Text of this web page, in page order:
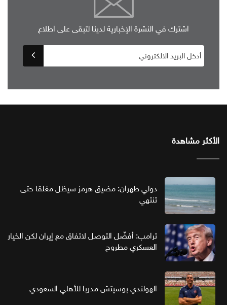
اشترك في النشرة الإخبارية لدينا لتبقى على اطلاع
الأكثر مشاهدة
دولي طهران: مضيق هرمز سيظل مغلقا حتى
تنتهي
ترامب: أفضّل التوصل لاتفاق مع إيران لكن الخيار
العسكري مطروح
الهولندي بوسيتش مدربا للأهلي السعودي